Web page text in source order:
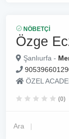
NÖBETÇI
Özge
Şanlıurfa -
ÖZEL
(0)
Ara